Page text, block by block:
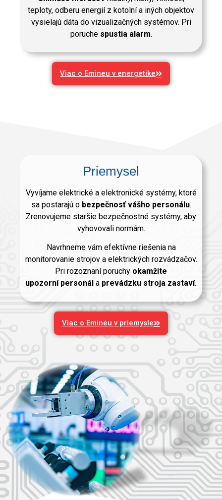
teploty, odberu energií z kotolní a iných objektov
vysielajú dáta do vizualizačných systémov. Pri
poruchespustia alarm.
Viac o Emineu v energetike
Priemysel
Vyvíjame elektrické a elektronické systémy, ktoré
sa postarajú o bezpečnosť vášho personálu.
Zrenovujeme staršie bezpečnostné systémy, aby
vyhovovali normám.
Navrhneme vám efektívne riešenia na
monitorovanie strojov a elektrických rozvádzačov.
Pri rozoznaní poruchy okamžite
upozorní personál a prevádzku stroja zastaví.
Viac o Emineu v priemysle